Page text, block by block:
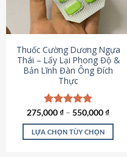
chọn
có
thể
chọn
trên
trang
sản
phẩm
Thuốc Cường Dương Ngựa
Thái – Lấy Lại Phong Độ &
Bản Lĩnh Đàn Ông Đích
Thực
Được xếp
hạng4.87
5 sao
275,000₫ – 550,000₫
LỰA CHỌN TÙY CHỌN